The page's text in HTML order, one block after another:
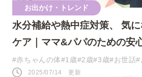
お出かけ・トレンド
水分補給や熱中症対策、 気
ケア｜ママ&パパのための安
#赤ちゃんの体#1歳#2歳#3歳#お世話#
2025/07/14 更新